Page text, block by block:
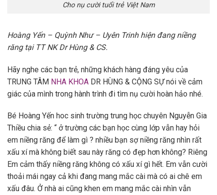
Cho nụ cười tuổi trẻ Việt Nam
Hoàng Yến – Quỳnh Như – Uyên Trinh hiện đang niềng
răng tại TT NK Dr Hùng & CS.
Hãy nghe các bạn trẻ, những khách hàng đáng yêu của
TRUNG TÂM NHA KHOA DR HÙNG & CỘNG SỰ nói về cảm
giác của mình trong hành trình đi tìm nụ cười hoàn hảo nhé.
Bé Hoàng Yến hoc sinh trường trung học chuyên Nguyễn Gia
Thiều chia sẻ: “ ở trường các bạn học cùng lớp vẫn hay hỏi
em niềng răng để làm gì ? nhiều bạn sợ niềng răng nhìn rất
xấu xí mà không biết sau này răng có đẹp hơn không? Riêng
Em cảm thấy niềng răng không có xấu xí gì hết. Em vẫn cười
thoải mái ngay cả khi đang mang mắc cài mà có ai chê em
xấu đâu. Ở nhà ai cũng khen em mang mắc cài nhìn vẫn